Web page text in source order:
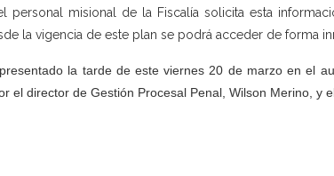
personal misional de la Fiscalía solicita esta
la vigencia de este plan se podrá acceder de forma
presentado la tarde de este viernes 20 de marzo en el
el director de Gestión Procesal Penal, Wilson Merino, y